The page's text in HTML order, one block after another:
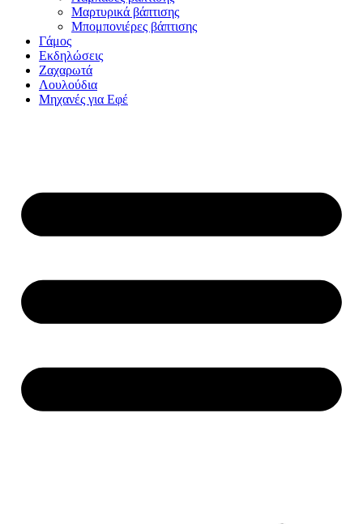
Μαρτυρικά βάπτισης
Μπομπονιέρες βάπτισης
Γάμος
Εκδηλώσεις
Ζαχαρωτά
Λουλούδια
Μηχανές για Εφέ